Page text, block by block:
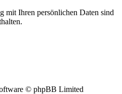
mit Ihren persönlichen Daten sind
© phpBB Limited